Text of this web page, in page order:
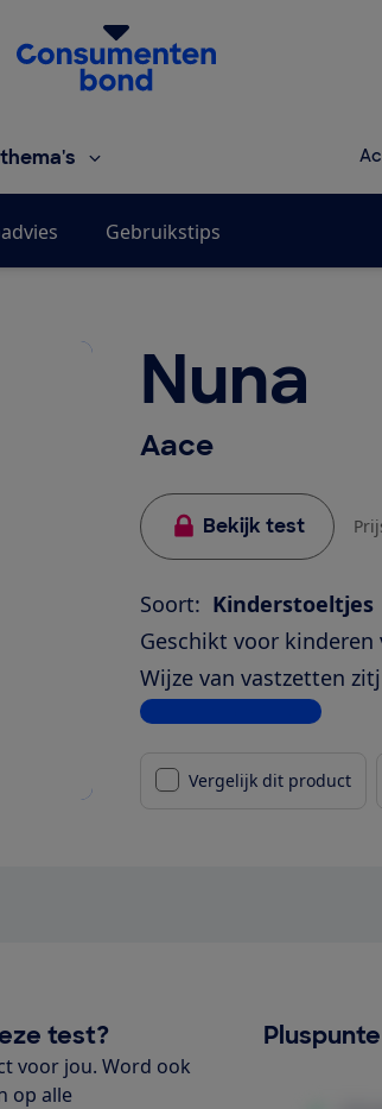
Homepage van de Consumentenbond
Gebruikstips
Nuna
Aace
Bekijk test
Soort: Kinderstoeltjes
Geschikt voor kinderen
Wijze van vastzetten
Bekijk alle specificaties
Vergelijk dit product
test?
voor jou. Word ook
op alle